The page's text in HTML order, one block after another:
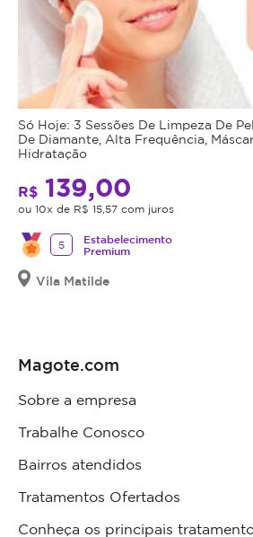
Só Hoje: 3 Sessões De Limpeza De
De Diamante, Alta Frequência,
Hidratação
R$ 139,00
ou 10x de R$ 15,57 com juros
5
Estabelecimento
Premium
Vila Matilde
Magote.com
Sobre a empresa
Trabalhe Conosco
Bairros atendidos
Tratamentos Ofertados
Conheça os principais